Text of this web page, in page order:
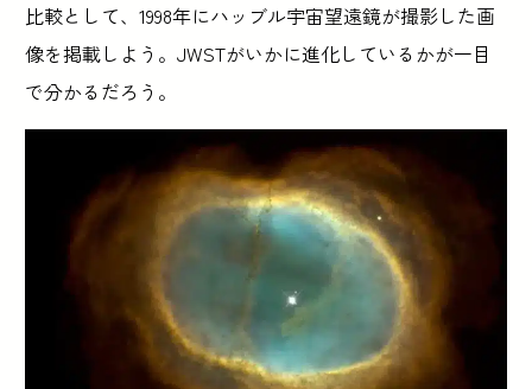
比較として、1998年にハッブル宇宙望遠鏡が撮影した画
像を掲載しよう。JWSTがいかに進化しているかが一目
で分かるだろう。